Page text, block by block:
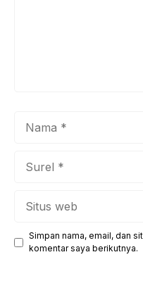
Simpan nama, email, dan
komentar saya berikutnya.